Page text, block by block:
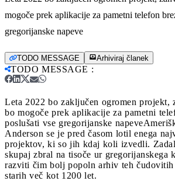
mogoče prek aplikacije za pametni telefon
gregorijanske napeve
TODO MESSAGE Arhiviraj članek
TODO MESSAGE :
Leta 2022 bo zaključen ogromen projekt,
bo mogoče prek aplikacije za pametni
poslušati vse gregorijanske napeve
Anderson se je pred časom lotil enega
projektov, ki so jih kdaj koli izvedli.
skupaj zbral na tisoče ur gregorijanskega
razviti čim bolj popoln arhiv teh čudovitih
starih več kot 1200 let.